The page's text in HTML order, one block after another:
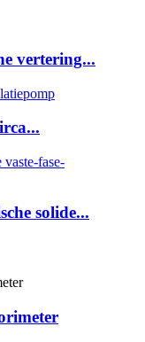
vertering...
solide...